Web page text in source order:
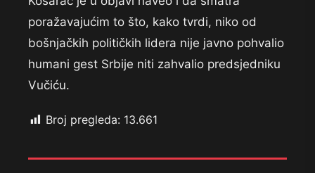
poražavajućim to što, kako tvrdi, niko od
bošnjačkih političkih lidera nije javno pohvalio
humani gest Srbije niti zahvalio predsjedniku
Vučiću.
Broj pregleda: 13.661